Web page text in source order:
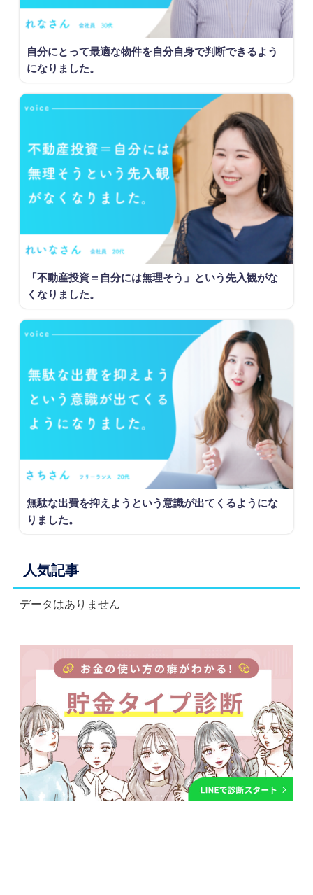
自分にとって最適な物件を自分自身で判断できるよう
になりました。
「不動産投資＝自分には無理そう」という先入観がな
くなりました。
無駄な出費を抑えようという意識が出てくるようにな
りました。
人気記事
データはありません